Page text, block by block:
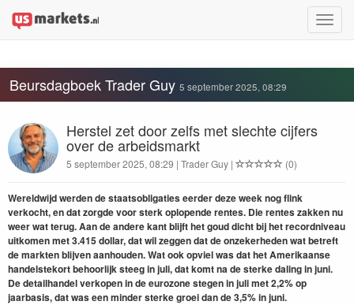
Toggle
Beursdagboek Trader Guy 5 september 2025, 08:29
Herstel zet door zelfs met slechte cijfers
over de arbeidsmarkt
5 september 2025, 08:29 | Trader Guy | (0)
Wereldwijd werden de staatsobligaties eerder deze week nog flink
verkocht, en dat zorgde voor sterk oplopende rentes. Die rentes zakken nu
weer wat terug. Aan de andere kant blijft het goud dicht bij het recordniveau
uitkomen met 3.415 dollar, dat wil zeggen dat de onzekerheden wat betreft
de markten blijven aanhouden. Wat ook opviel was dat het Amerikaanse
handelstekort behoorlijk steeg in juli, dat komt na de sterke daling in juni.
De detailhandel verkopen in de eurozone stegen in juli met 2,2% op
jaarbasis, dat was een minder sterke groei dan de 3,5% in juni.